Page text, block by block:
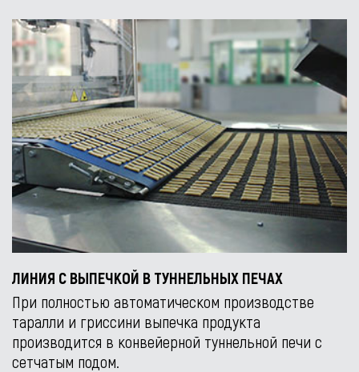
ЛИНИЯ С ВЫПЕЧКОЙ В ТУННЕЛЬНЫХ ПЕЧАХ
При полностью автоматическом производстве
таралли и гриссини выпечка продукта
производится в конвейерной туннельной печи с
сетчатым подом.